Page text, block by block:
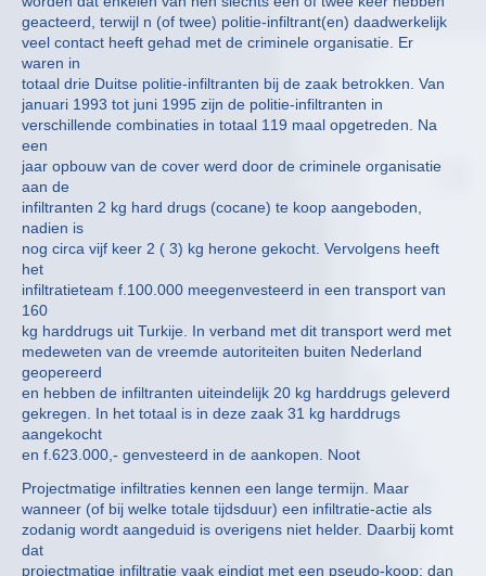
geacteerd, terwijl n (of twee) politie-infiltrant(en) daadwerkelijk
veel contact heeft gehad met de criminele organisatie. Er
waren in
totaal drie Duitse politie-infiltranten bij de zaak betrokken. Van
januari 1993 tot juni 1995 zijn de politie-infiltranten in
verschillende combinaties in totaal 119 maal opgetreden. Na
een
jaar opbouw van de cover werd door de criminele organisatie
aan de
infiltranten 2 kg hard drugs (cocane) te koop aangeboden,
nadien is
nog circa vijf keer 2 ( 3) kg herone gekocht. Vervolgens heeft
het
infiltratieteam f.100.000 meegenvesteerd in een transport van
160
kg harddrugs uit Turkije. In verband met dit transport werd met
medeweten van de vreemde autoriteiten buiten Nederland
geopereerd
en hebben de infiltranten uiteindelijk 20 kg harddrugs geleverd
gekregen. In het totaal is in deze zaak 31 kg harddrugs
aangekocht
en f.623.000,- genvesteerd in de aankopen. Noot
Projectmatige infiltraties kennen een lange termijn. Maar
wanneer (of bij welke totale tijdsduur) een infiltratie-actie als
zodanig wordt aangeduid is overigens niet helder. Daarbij komt
dat
projectmatige infiltratie vaak eindigt met een pseudo-koop: dan